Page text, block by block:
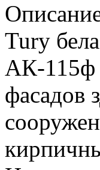
Tury
АК-115ф
фасадов